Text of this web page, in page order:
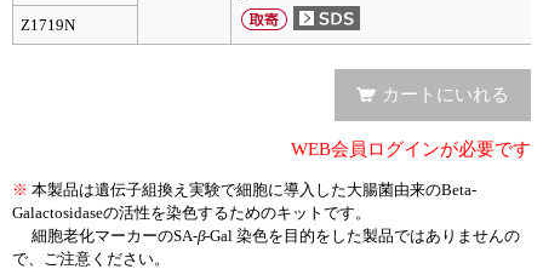
幹細胞・再生医療研究ガイド
エピジェネティクス実験ガイド
RNAi実験ガイド
Z1719N
※ 本製品は遺伝子組換え実験で細胞に導入した大腸菌由来のBeta-
Galactosidaseの活性を染色するためのキットです。
細胞老化マーカーのSA-β-Gal 染色を目的をした製品ではありませんの
で、ご注意ください。
カートにいれる
WEB会員ログインが必要です